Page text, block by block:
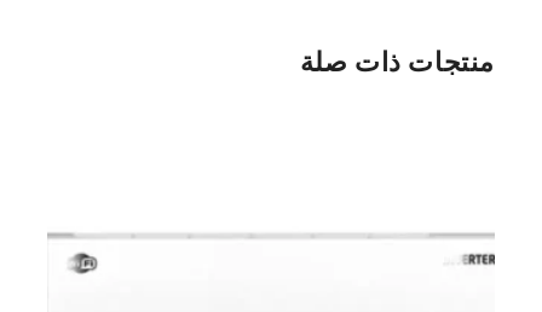
منتجات ذات صلة